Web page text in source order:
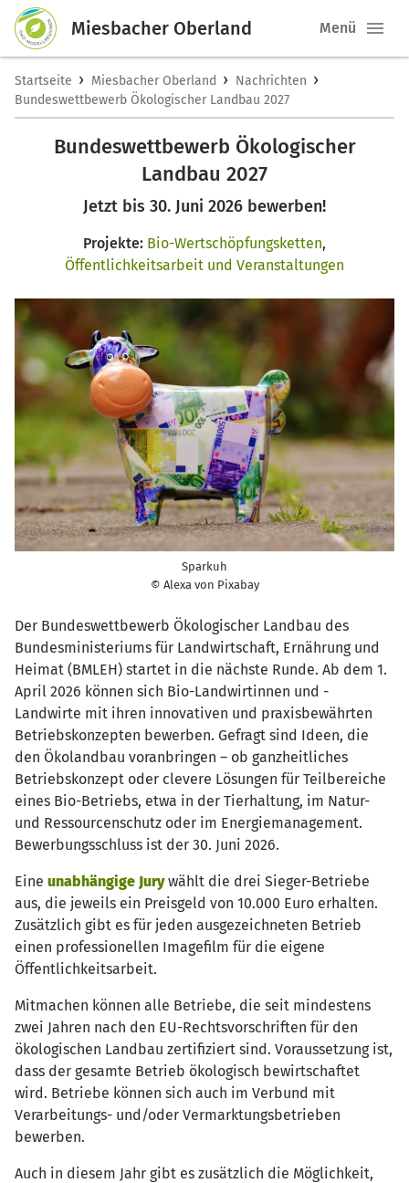
Miesbacher Oberland Menü
Startseite › Miesbacher Oberland › Nachrichten ›
Bundeswettbewerb Ökologischer Landbau 2027
Bundeswettbewerb Ökologischer
Landbau 2027
Jetzt bis 30. Juni 2026 bewerben!
Projekte: Bio-Wertschöpfungsketten,
Öffentlichkeitsarbeit und Veranstaltungen
Sparkuh
© Alexa von Pixabay
Der Bundeswettbewerb Ökologischer Landbau des
Bundesministeriums für Landwirtschaft, Ernährung und
Heimat (BMLEH) startet in die nächste Runde. Ab dem 1.
April 2026 können sich Bio-Landwirtinnen und -
Landwirte mit ihren innovativen und praxisbewährten
Betriebskonzepten bewerben. Gefragt sind Ideen, die
den Ökolandbau voranbringen – ob ganzheitliches
Betriebskonzept oder clevere Lösungen für Teilbereiche
eines Bio-Betriebs, etwa in der Tierhaltung, im Natur-
und Ressourcenschutz oder im Energiemanagement.
Bewerbungsschluss ist der 30. Juni 2026.
Eine unabhängige Jurywählt die drei Sieger-Betriebe
aus, die jeweils ein Preisgeld von 10.000 Euro erhalten.
Zusätzlich gibt es für jeden ausgezeichneten Betrieb
einen professionellen Imagefilm für die eigene
Öffentlichkeitsarbeit.
Mitmachen können alle Betriebe, die seit mindestens
zwei Jahren nach den EU-Rechtsvorschriften für den
ökologischen Landbau zertifiziert sind. Voraussetzung ist,
dass der gesamte Betrieb ökologisch bewirtschaftet
wird. Betriebe können sich auch im Verbund mit
Verarbeitungs- und/oder Vermarktungsbetrieben
bewerben.
Auch in diesem Jahr gibt es zusätzlich die Möglichkeit,